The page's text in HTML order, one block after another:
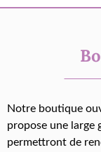
Notre boutique
propose une large
permettront de